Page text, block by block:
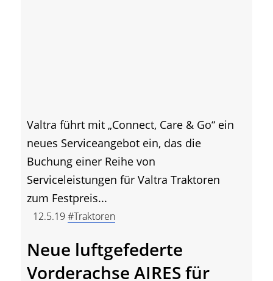
Valtra führt mit „Connect, Care & Go“ ein
neues Serviceangebot ein, das die
Buchung einer Reihe von
Serviceleistungen für Valtra Traktoren
zum Festpreis...
12.5.19 #Traktoren
Neue luftgefederte
Vorderachse AIRES für